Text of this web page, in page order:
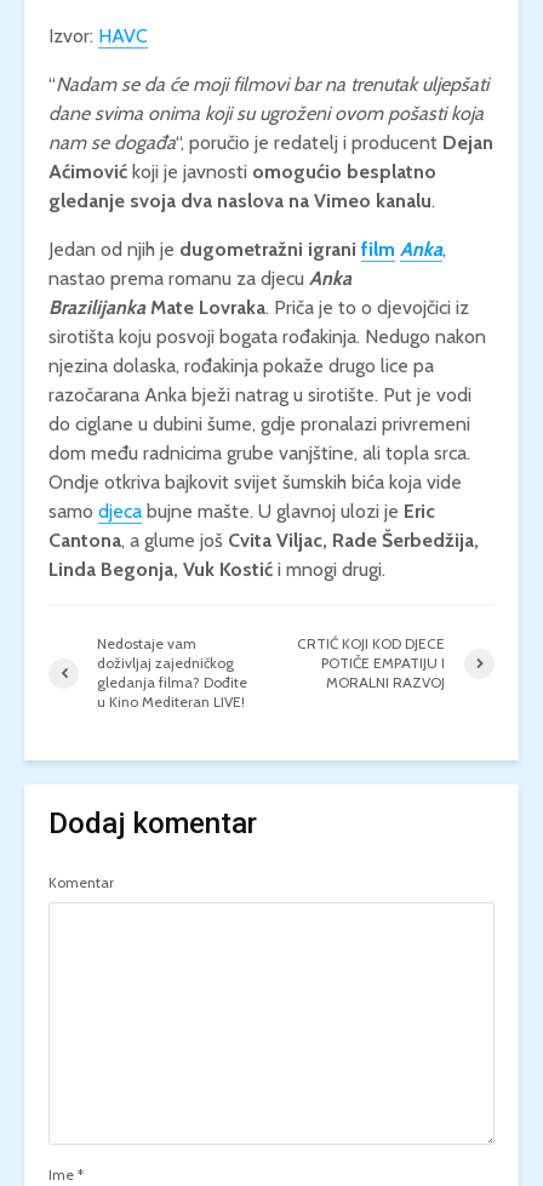
Izvor: HAVC
“Nadam se da će moji filmovi bar na trenutak uljepšati
dane svima onima koji su ugroženi ovom pošasti koja
nam se događa“, poručio je redatelj i producent Dejan
Aćimović koji je javnosti omogućio besplatno
gledanje svoja dva naslova na Vimeo kanalu.
Jedan od njih je dugometražni igrani film Anka,
nastao prema romanu za djecu Anka
BrazilijankaMate Lovraka. Priča je to o djevojčici iz
sirotišta koju posvoji bogata rođakinja. Nedugo nakon
njezina dolaska, rođakinja pokaže drugo lice pa
razočarana Anka bježi natrag u sirotište. Put je vodi
do ciglane u dubini šume, gdje pronalazi privremeni
dom među radnicima grube vanjštine, ali topla srca.
Ondje otkriva bajkovit svijet šumskih bića koja vide
samo djeca bujne mašte. U glavnoj ulozi je Eric
Cantona, a glume još Cvita Viljac, Rade Šerbedžija,
Linda Begonja, Vuk Kostić i mnogi drugi.
Nedostaje vam
doživljaj zajedničkog
gledanja filma? Dođite
u Kino Mediteran LIVE!
CRTIĆ KOJI KOD DJECE
POTIČE EMPATIJU I
MORALNI RAZVOJ
Dodaj komentar
Komentar
Ime *